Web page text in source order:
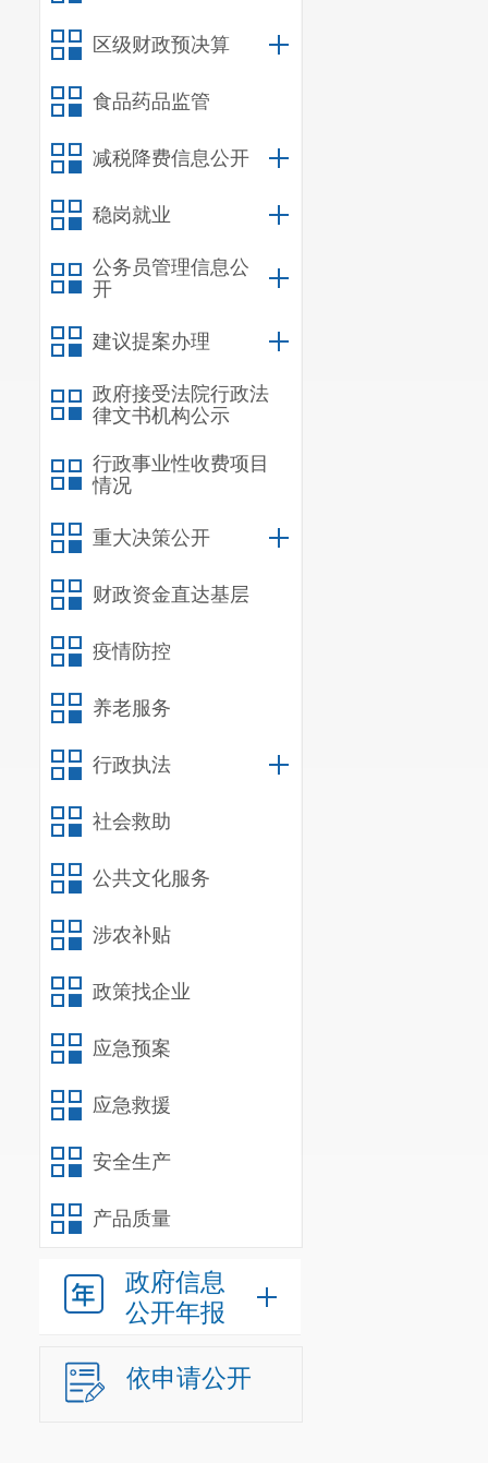
区级财政预决算
食品药品监管
减税降费信息公开
稳岗就业
公务员管理信息公
开
建议提案办理
政府接受法院行政法
律文书机构公示
行政事业性收费项目
情况
重大决策公开
财政资金直达基层
疫情防控
养老服务
行政执法
社会救助
公共文化服务
涉农补贴
政策找企业
应急预案
应急救援
安全生产
产品质量
政府信息
公开年报
依申请公开